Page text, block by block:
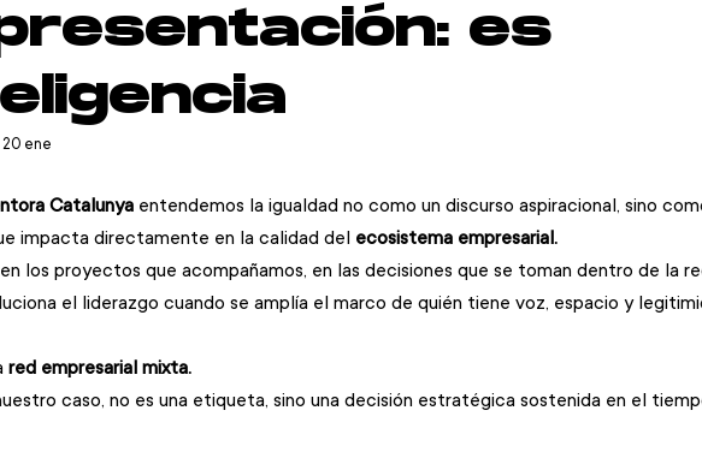
es
20 ene
Catalunya entendemos la igualdad no como un discurso aspiracional, sino
impacta directamente en la calidad del ecosistema empresarial.
los proyectos que acompañamos, en las decisiones que se toman dentro de la
el liderazgo cuando se amplía el marco de quién tiene voz, espacio y
red empresarial mixta.
caso, no es una etiqueta, sino una decisión estratégica sostenida en el